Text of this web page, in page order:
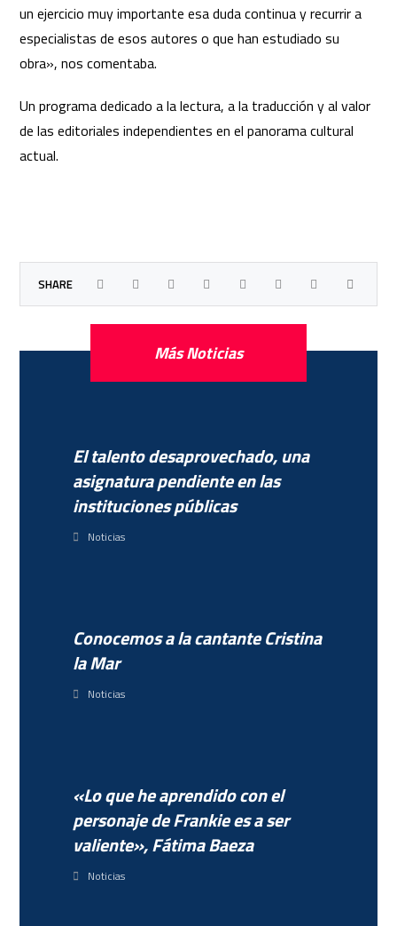
un ejercicio muy importante esa duda continua y recurrir a
especialistas de esos autores o que han estudiado su
obra», nos comentaba.
Un programa dedicado a la lectura, a la traducción y al valor
de las editoriales independientes en el panorama cultural
actual.
Más Noticias
El talento desaprovechado, una
asignatura pendiente en las
instituciones públicas
Noticias
Conocemos a la cantante Cristina
la Mar
Noticias
«Lo que he aprendido con el
personaje de Frankie es a ser
valiente», Fátima Baeza
Noticias